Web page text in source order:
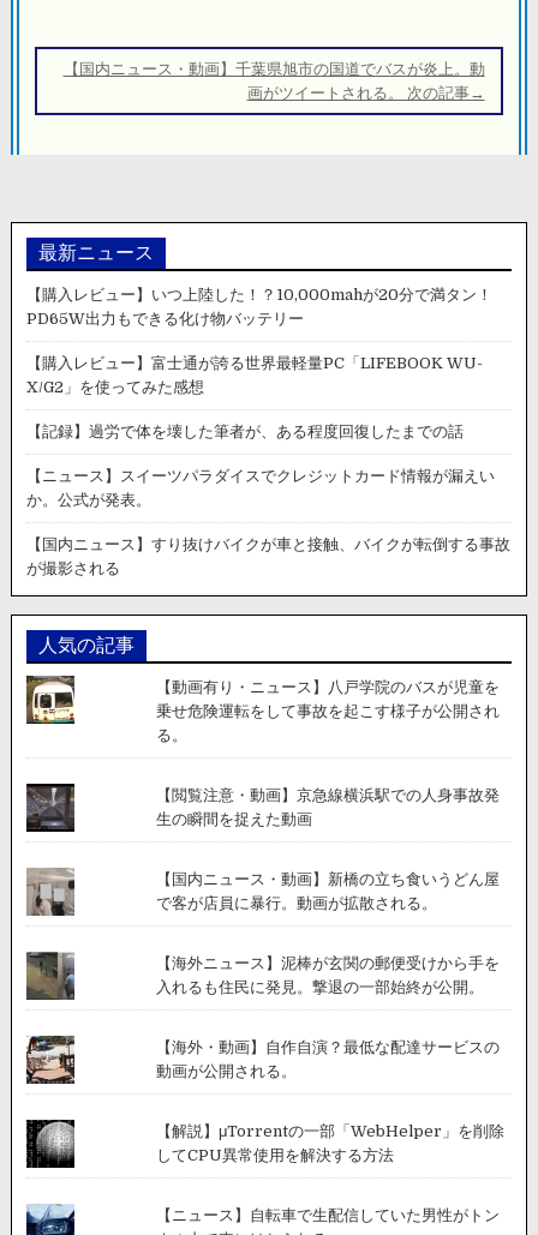
ー 【国内ニュース・動画】千葉県旭市の国道でバスが炎上。動
画がツイートされる。 次の記事→
最新ニュース
【購入レビュー】いつ上陸した！？10,000mahが20分で満タン！
PD65W出力もできる化け物バッテリー
【購入レビュー】富士通が誇る世界最軽量PC「LIFEBOOK WU-
X/G2」を使ってみた感想
【記録】過労で体を壊した筆者が、ある程度回復したまでの話
【ニュース】スイーツパラダイスでクレジットカード情報が漏えい
か。公式が発表。
【国内ニュース】すり抜けバイクが車と接触、バイクが転倒する事故
が撮影される
人気の記事
【動画有り・ニュース】八戸学院のバスが児童を
乗せ危険運転をして事故を起こす様子が公開され
る。
【閲覧注意・動画】京急線横浜駅での人身事故発
生の瞬間を捉えた動画
【国内ニュース・動画】新橋の立ち食いうどん屋
で客が店員に暴行。動画が拡散される。
【海外ニュース】泥棒が玄関の郵便受けから手を
入れるも住民に発見。撃退の一部始終が公開。
【海外・動画】自作自演？最低な配達サービスの
動画が公開される。
【解説】μTorrentの一部「WebHelper」を削除
してCPU異常使用を解決する方法
【ニュース】自転車で生配信していた男性がトン